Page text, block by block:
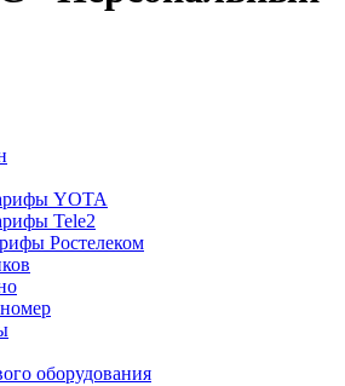
YOTA
Tele2
Ростелеком
оборудования